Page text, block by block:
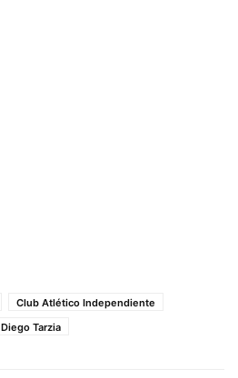
Club Atlético Independiente
Diego Tarzia